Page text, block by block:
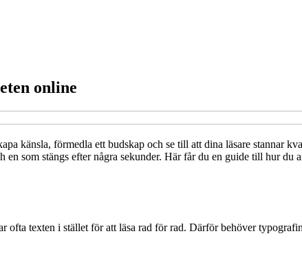
online
känsla, förmedla ett budskap och se till att dina läsare stannar
som stängs efter några sekunder. Här får du en guide till hur du
texten i stället för att läsa rad för rad. Därför behöver